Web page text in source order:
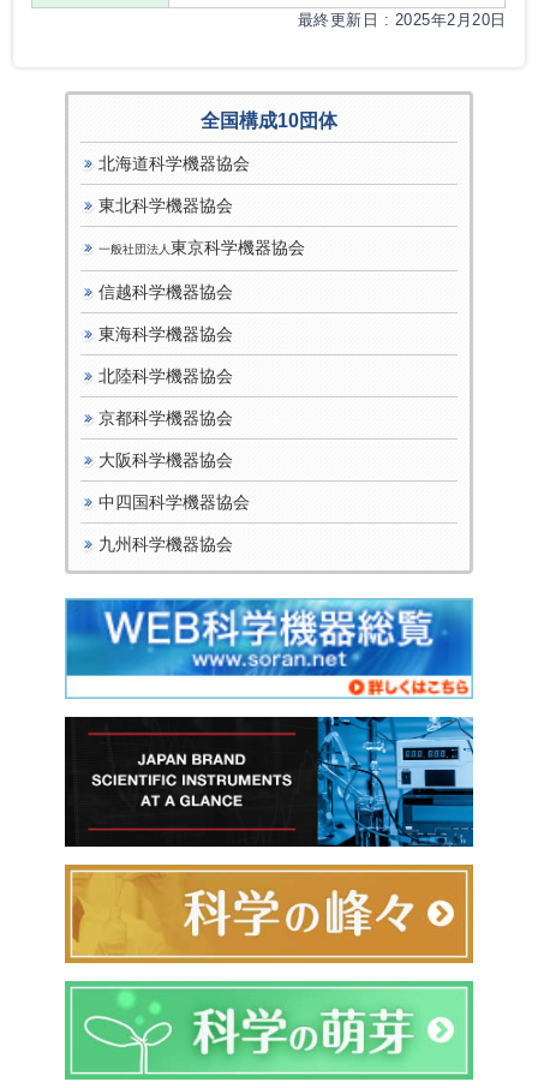
最終更新日 : 2025年2月20日
全国構成10団体
北海道科学機器協会
東北科学機器協会
一般社団法人 東京科学機器協会
信越科学機器協会
東海科学機器協会
北陸科学機器協会
京都科学機器協会
大阪科学機器協会
中四国科学機器協会
九州科学機器協会